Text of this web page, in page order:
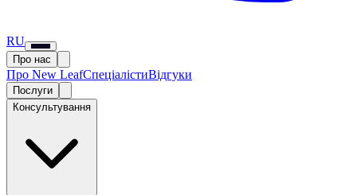
RU
Про нас
Про New LeafСпеціалістиВідгуки
Послуги
Консультування